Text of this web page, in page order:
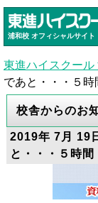
浦和校 オフィシャルサイト
東進ハイスクール
であと・・・５時
校舎からのお
2019年 7月 19
と・・・５時間